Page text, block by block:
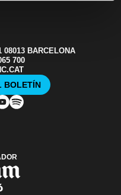
08013 BARCELONA
700
BOLETÍN